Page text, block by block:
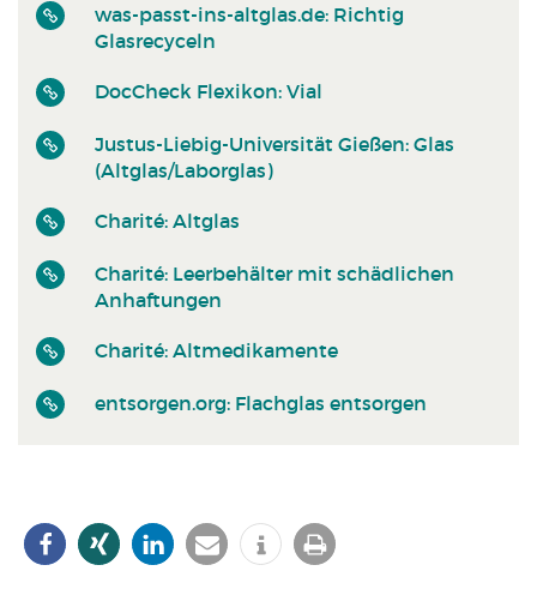
was-passt-ins-altglas.de: Richtig
Glasrecyceln
DocCheck Flexikon: Vial
Justus-Liebig-Universität Gießen: Glas
(Altglas/Laborglas)
Charité: Altglas
Charité: Leerbehälter mit schädlichen
Anhaftungen
Charité: Altmedikamente
entsorgen.org: Flachglas entsorgen